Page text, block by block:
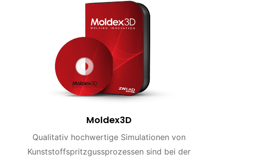
Moldex3D
Qualitativ hochwertige Simulationen von
Kunststoffspritzgussprozessen sind bei der